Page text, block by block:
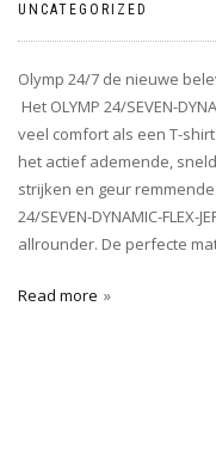
UNCATEGORIZED
Olymp 24/7 de nieuwe
Het OLYMP 24/SEVEN-
veel comfort als een T-
het actief ademende,
strijken en geur
24/SEVEN-DYNAMIC-FLEX-
allrounder. De perfecte
Read more